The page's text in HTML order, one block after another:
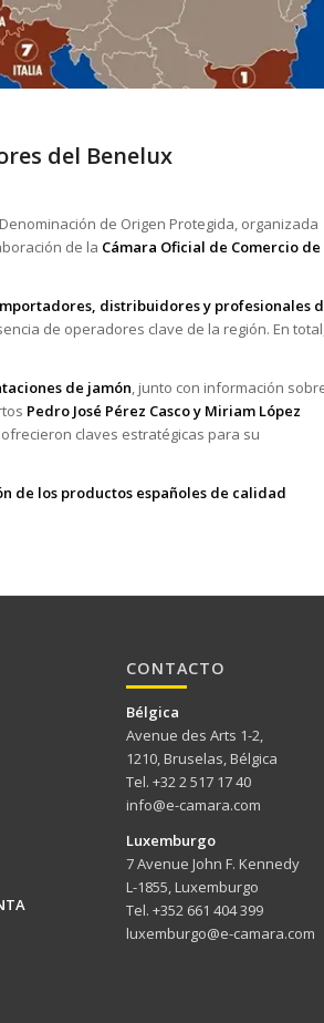
del Benelux
de Origen Protegida, organizada
de la Cámara Oficial de Comercio de
distribuidores y profesionales
de operadores clave de la región. En
de jamón, junto con información
Pedro José Pérez Casco y Miriam López
claves estratégicas para su
de los productos españoles de calidad
CONTACTO
Bélgica
Avenue des Arts 1-2,
1210, Bruselas, Bélgica
Tel. +32 2 517 17 40
info@e-camara.com
Luxemburgo
7 Avenue John F. Kennedy
L-1855, Luxemburgo
Tel. +352 661 404 399
luxemburgo@e-camara.com